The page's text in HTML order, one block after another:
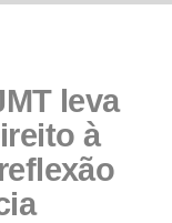
leva
à